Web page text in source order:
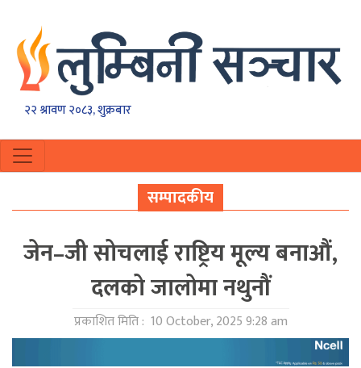
२२ श्रावण २०८३, शुक्रबार
सम्पादकीय
जेन–जी सोचलाई राष्ट्रिय मूल्य बनाऔं,
दलको जालोमा नथुनौं
प्रकाशित मिति : 10 October, 2025 9:28 am